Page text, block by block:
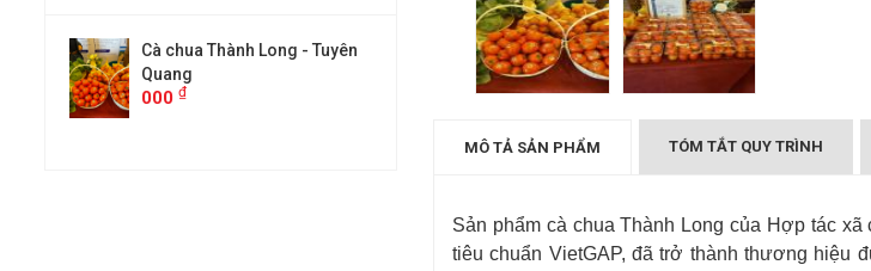
MÔ TẢ SẢN PHẨM TÓM TẮT QUY TRÌNH
Sản phẩm cà chua Thành Long của Hợp tác
tiêu chuẩn VietGAP, đã trở thành thương
Cà chua Thành Long - Tuyên
Quang
000 ₫
Cà chua Thành Long - Tuyên
Quang
000₫
Cà chua Thành
Quang
000